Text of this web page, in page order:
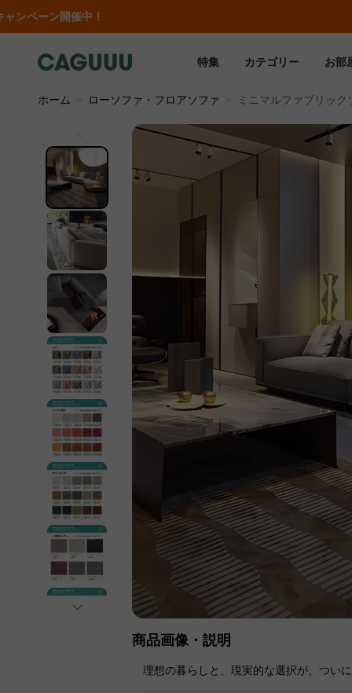
特集 カテゴリー お部
ホーム ローソファ・フロアソファ ミニマルファブリッ
商品画像・説明
理想の暮らしと、現実的な選択が、つい